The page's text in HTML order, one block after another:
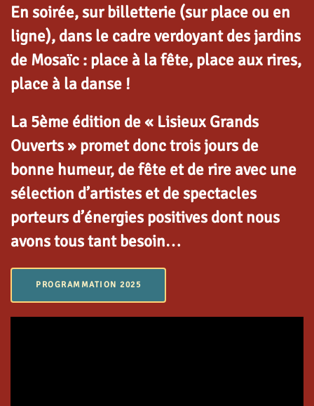
En soirée, sur billetterie (sur place ou en
ligne), dans le cadre verdoyant des jardins
de Mosaïc : place à la fête, place aux rires,
place à la danse !
La 5ème édition de « Lisieux Grands
Ouverts » promet donc trois jours de
bonne humeur, de fête et de rire avec une
sélection d’artistes et de spectacles
porteurs d’énergies positives dont nous
avons tous tant besoin…
PROGRAMMATION 2025